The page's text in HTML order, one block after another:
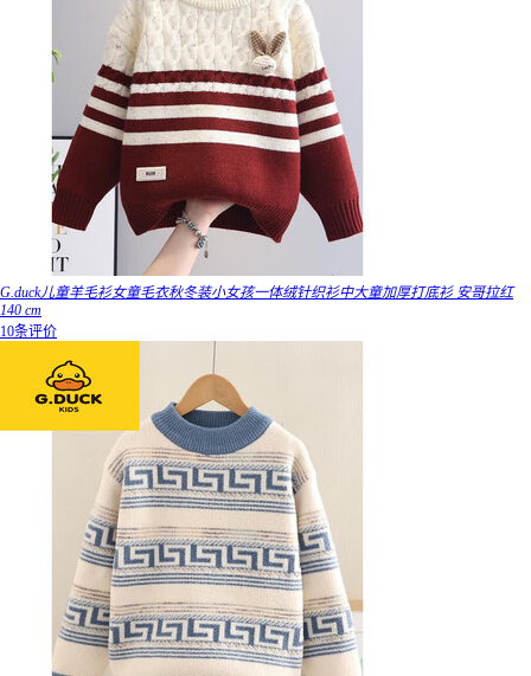
G.duck儿童羊毛衫女童毛衣秋冬装小女孩一体绒针织衫中大童加厚打底衫 安哥拉红
140 cm
10条评价